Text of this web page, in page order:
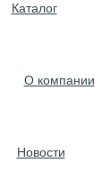
Каталог
О компании
Новости